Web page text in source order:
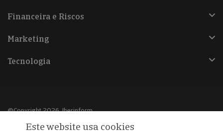
Financeira e Riscos
Marketing
Tecnologia
@Copyright 2026, Iberinform
Este website usa cookies